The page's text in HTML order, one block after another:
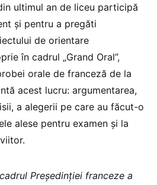
ultimul an de liceu participă
și pentru a pregăti
de orientare
în cadrul „Grand Oral”,
orale de franceză de la
acest lucru: argumentarea,
a alegerii pe care au făcut-o
alese pentru examen și la
Președinției franceze a